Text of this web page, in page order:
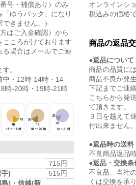
号・補償あり）のみ
ゆうパック」になり
きません。）
はご入金確認）から
こころがけております
る場合はメールでご連
。
中・12時-14時・14
時-20時・19時-21時
715円
)
515円
)・信越(新
オンラインシ
税込みの価格で
商品の返品
●返品について
商品の品質に
商品不良が発
下記までご連
こちらから発
て頂きます。
３日を越えて
付出来ません。
●返品時の送料
不良商品返品
●返品・交換条
不良品、当社
くは交換を承